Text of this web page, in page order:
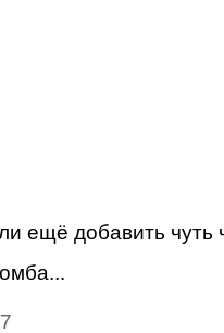
ещё добавить чуть